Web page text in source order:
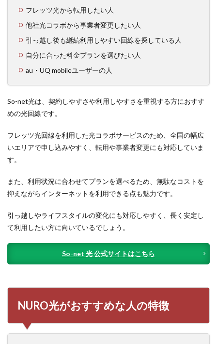
フレッツ光から転用したい人
他社光コラボから事業者変更したい人
引っ越し後も継続利用しやすい回線を探している人
自分に合った料金プランを選びたい人
au・UQ mobileユーザーの人
So-net光は、契約しやすさや利用しやすさを重視する方におすす
めの光回線です。
フレッツ光回線を利用した光コラボサービスのため、全国の幅広
いエリアで申し込みやすく、転用や事業者変更にも対応していま
す。
また、利用状況に合わせてプランを選べるため、無駄なコストを
抑えながらインターネットを利用できる点も魅力です。
引っ越しやライフスタイルの変化にも対応しやすく、長く安定し
て利用したい方に向いているでしょう。
So-net 光 公式サイトはこちら
NURO光がおすすめな人の特徴